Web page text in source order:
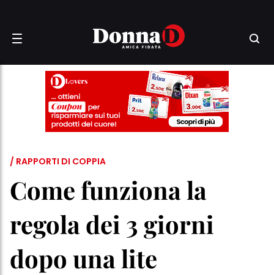
/ RAPPORTI DI COPPIA
Come funziona la
regola dei 3 giorni
dopo una lite